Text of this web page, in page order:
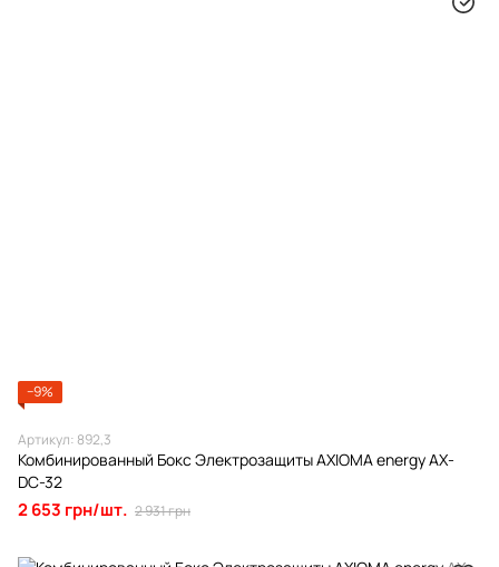
−9%
Артикул: 892,3
Комбинированный Бокс Электрозащиты AXIOMA energy AX-
DC-32
2 653 грн/шт. 2 931 грн